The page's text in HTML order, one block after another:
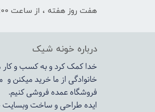
هفت روز هفته ، از ساعت 10:00 تا 22:00 پاسخگوی شما هستیم
درباره خونه شیک
خدا کمک کرد و به کسب و کار
خانوادگی از ما خرید میکنن
فروشگاه عمده فروشی کنیم.
ایده طراحی و ساخت وبسایت خونه شیک از